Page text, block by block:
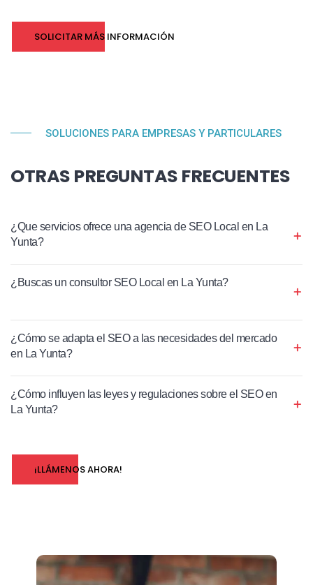
SOLICITAR MÁS INFORMACIÓN
SOLUCIONES PARA EMPRESAS Y PARTICULARES
OTRAS PREGUNTAS FRECUENTES
¿Que servicios ofrece una agencia de SEO Local en La
Yunta?
¿Buscas un consultor SEO Local en La Yunta?
¿Cómo se adapta el SEO a las necesidades del mercado
en La Yunta?
¿Cómo influyen las leyes y regulaciones sobre el SEO en
La Yunta?
¡LLÁMENOS AHORA!